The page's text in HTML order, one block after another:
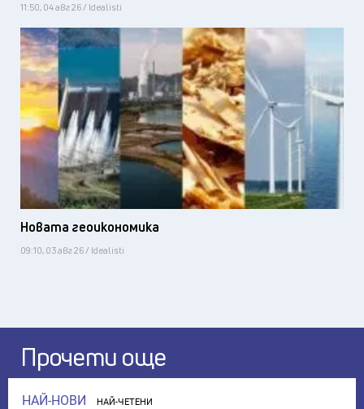
11:50, 04 авг 26 / Idealisti
Новата геоикономика
09:10, 03 авг 26 / Idealisti
Прочети още
НАЙ-НОВИ НАЙ-ЧЕТЕНИ